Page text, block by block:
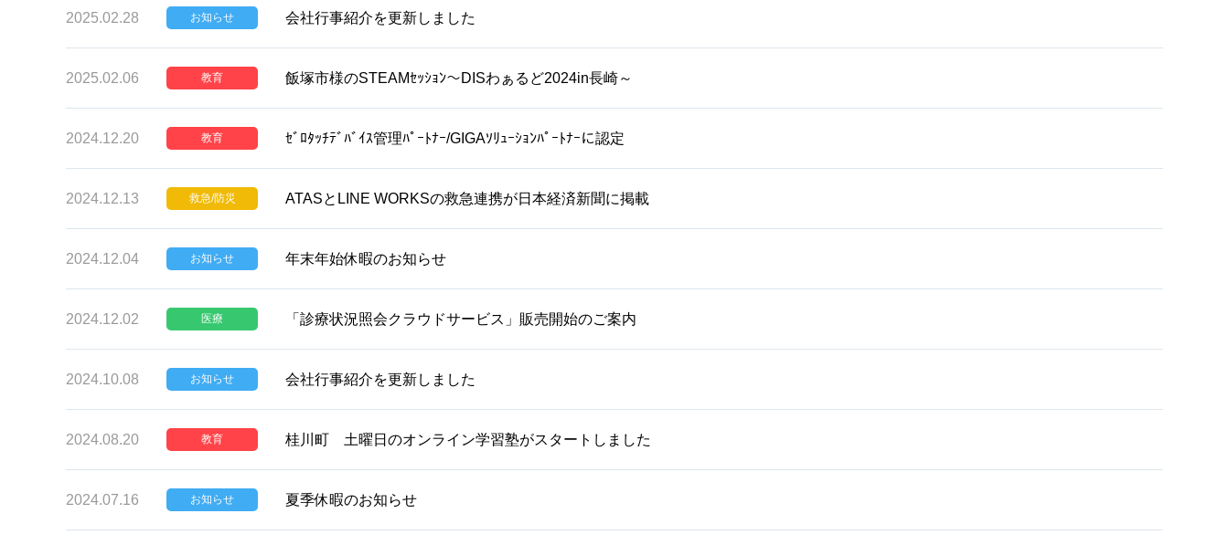
2025.02.28 お知らせ 会社行事紹介を更新しました
2025.02.06 教育 飯塚市様のSTEAMｾｯｼｮﾝ～DISわぁるど2024in長崎～
2024.12.20 教育 ｾﾞﾛﾀｯﾁﾃﾞﾊﾞｲｽ管理ﾊﾟｰﾄﾅｰ/GIGAｿﾘｭｰｼｮﾝﾊﾟｰﾄﾅｰに認定
2024.12.13 救急/防災 ATASとLINE WORKSの救急連携が日本経済新聞に掲載
2024.12.04 お知らせ 年末年始休暇のお知らせ
2024.12.02 医療 「診療状況照会クラウドサービス」販売開始のご案内
2024.10.08 お知らせ 会社行事紹介を更新しました
2024.08.20 教育 桂川町 土曜日のオンライン学習塾がスタートしました
2024.07.16 お知らせ 夏季休暇のお知らせ